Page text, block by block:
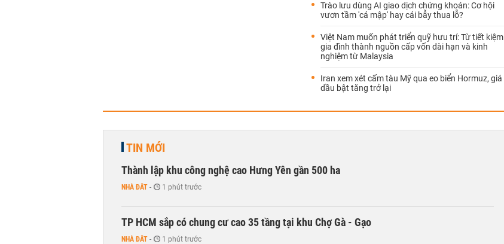
Trào lưu dùng AI giao dịch chứng khoán: Cơ hội
vươn tầm 'cá mập' hay cái bẫy thua lỗ?
Việt Nam muốn phát triển quỹ hưu trí: Từ tiết kiệm
gia đình thành nguồn cấp vốn dài hạn và kinh
nghiệm từ Malaysia
Iran xem xét cấm tàu Mỹ qua eo biển Hormuz, giá
dầu bật tăng trở lại
TIN MỚI
Thành lập khu công nghệ cao Hưng Yên gần 500 ha
NHÀ ĐẤT - 1 phút trước
TP HCM sắp có chung cư cao 35 tầng tại khu Chợ Gà - Gạo
NHÀ ĐẤT - 1 phút trước